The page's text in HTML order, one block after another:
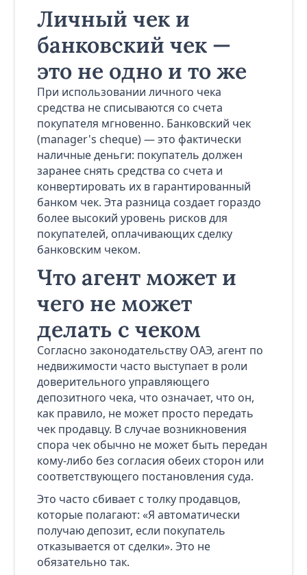
Личный чек и
банковский чек —
это не одно и то же
При использовании личного чека
средства не списываются со счета
покупателя мгновенно. Банковский чек
(manager's cheque) — это фактически
наличные деньги: покупатель должен
заранее снять средства со счета и
конвертировать их в гарантированный
банком чек. Эта разница создает гораздо
более высокий уровень рисков для
покупателей, оплачивающих сделку
банковским чеком.
Что агент может и
чего не может
делать с чеком
Согласно законодательству ОАЭ, агент по
недвижимости часто выступает в роли
доверительного управляющего
депозитного чека, что означает, что он,
как правило, не может просто передать
чек продавцу. В случае возникновения
спора чек обычно не может быть передан
кому-либо без согласия обеих сторон или
соответствующего постановления суда.
Это часто сбивает с толку продавцов,
которые полагают: «Я автоматически
получаю депозит, если покупатель
отказывается от сделки». Это не
обязательно так.